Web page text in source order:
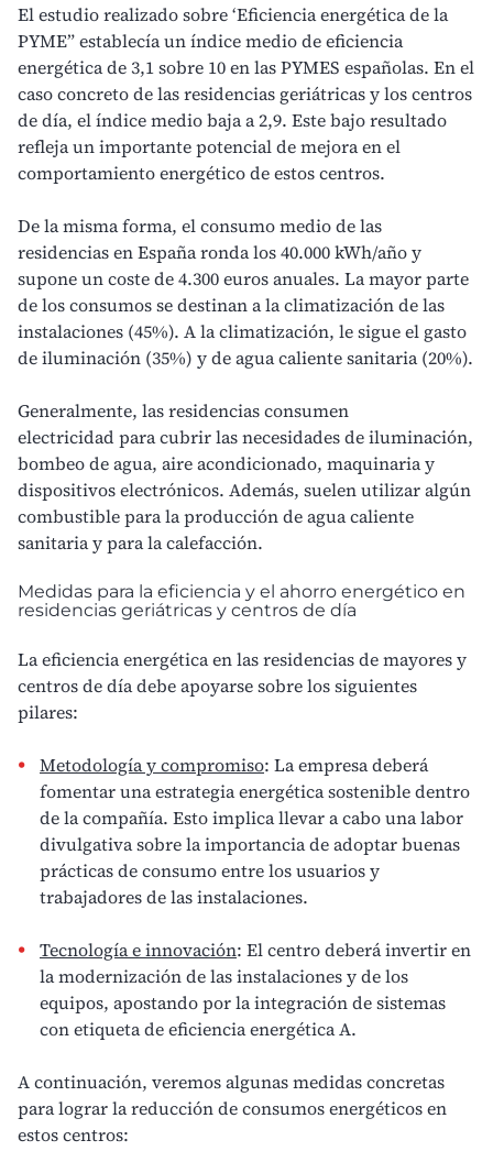
El estudio realizado sobre ‘Eficiencia energética de la
PYME” establecía un índice medio deeficiencia
energéticade 3,1 sobre 10 en las PYMES españolas. En el
caso concreto de las residencias geriátricas y los centros
de día, el índice medio baja a 2,9. Este bajo resultado
refleja un importante potencial de mejora en el
comportamiento energético de estos centros.
De la misma forma, el consumo medio de las
residencias en España ronda los 40.000 kWh/año y
supone un coste de 4.300 euros anuales. La mayor parte
de los consumos se destinan a la climatización de las
instalaciones (45%). A la climatización, le sigue el gasto
de iluminación (35%) y de agua caliente sanitaria (20%).
Generalmente, las residencias consumen
electricidad para cubrir las necesidades de iluminación,
bombeo de agua, aire acondicionado, maquinaria y
dispositivos electrónicos. Además, suelen utilizar algún
combustible para la producción de agua caliente
sanitaria y para la calefacción.
Medidas para la eficiencia y el ahorro energético en
residencias geriátricas y centros de día
Laeficiencia energéticaen las residencias de mayores y
centros de día debe apoyarse sobre los siguientes
pilares:
Metodología y compromiso: La empresa deberá
fomentar unaestrategia energética sostenibledentro
de la compañía. Esto implica llevar a cabo una labor
divulgativa sobre la importancia de adoptar buenas
prácticas de consumo entre los usuarios y
trabajadores de las instalaciones.
Tecnología e innovación: El centro deberá invertir en
la modernización de las instalaciones y de los
equipos, apostando por la integración de sistemas
conetiqueta de eficiencia energéticaA.
A continuación, veremos algunas medidas concretas
para lograr la reducción de consumos energéticos en
estos centros: